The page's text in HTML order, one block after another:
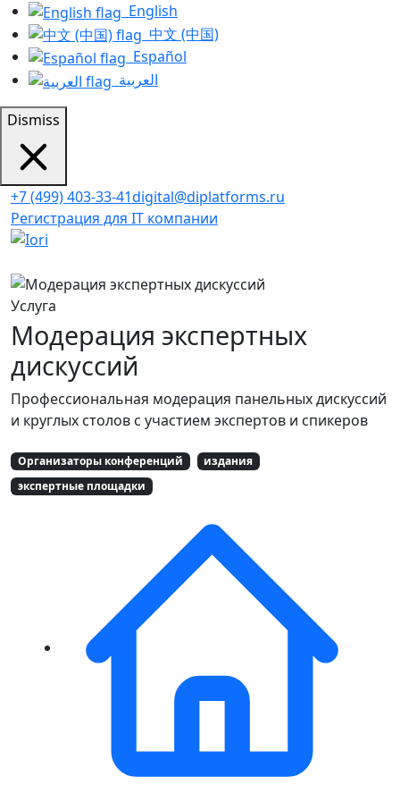
English
中文 (中国)
Español
العربية
Dismiss
+7 (499) 403-33-41digital@diplatforms.ru
Регистрация для IT компании
Услуга
Модерация экспертных
дискуссий
Профессиональная модерация панельных дискуссий
и круглых столов с участием экспертов и спикеров
Организаторы конференций
издания
экспертные площадки